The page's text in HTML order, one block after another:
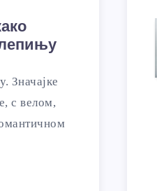
Значајке
с велом,